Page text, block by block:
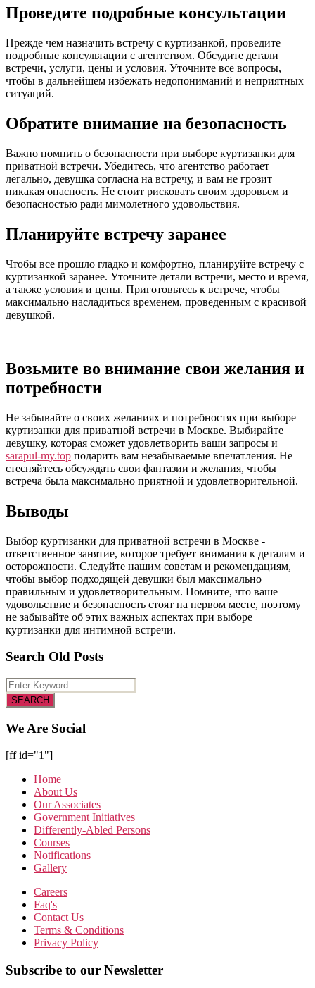
Проведите подробные консультации
Прежде чем назначить встречу с куртизанкой, проведите
подробные консультации с агентством. Обсудите детали
встречи, услуги, цены и условия. Уточните все вопросы,
чтобы в дальнейшем избежать недопониманий и неприятных
ситуаций.
Обратите внимание на безопасность
Важно помнить о безопасности при выборе куртизанки для
приватной встречи. Убедитесь, что агентство работает
легально, девушка согласна на встречу, и вам не грозит
никакая опасность. Не стоит рисковать своим здоровьем и
безопасностью ради мимолетного удовольствия.
Планируйте встречу заранее
Чтобы все прошло гладко и комфортно, планируйте встречу с
куртизанкой заранее. Уточните детали встречи, место и время,
а также условия и цены. Приготовьтесь к встрече, чтобы
максимально насладиться временем, проведенным с красивой
девушкой.
Возьмите во внимание свои желания и
потребности
Не забывайте о своих желаниях и потребностях при выборе
куртизанки для приватной встречи в Москве. Выбирайте
девушку, которая сможет удовлетворить ваши запросы и
sarapul-my.top подарить вам незабываемые впечатления. Не
стесняйтесь обсуждать свои фантазии и желания, чтобы
встреча была максимально приятной и удовлетворительной.
Выводы
Выбор куртизанки для приватной встречи в Москве -
ответственное занятие, которое требует внимания к деталям и
осторожности. Следуйте нашим советам и рекомендациям,
чтобы выбор подходящей девушки был максимально
правильным и удовлетворительным. Помните, что ваше
удовольствие и безопасность стоят на первом месте, поэтому
не забывайте об этих важных аспектах при выборе
куртизанки для интимной встречи.
Search Old Posts
We Are Social
[ff id="1"]
Home
About Us
Our Associates
Government Initiatives
Differently-Abled Persons
Courses
Notifications
Gallery
Careers
Faq's
Contact Us
Terms & Conditions
Privacy Policy
Subscribe to our Newsletter